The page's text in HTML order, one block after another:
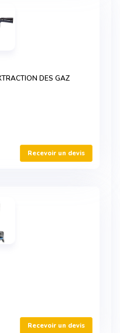
DES GAZ
Recevoir un devis
Recevoir un devis